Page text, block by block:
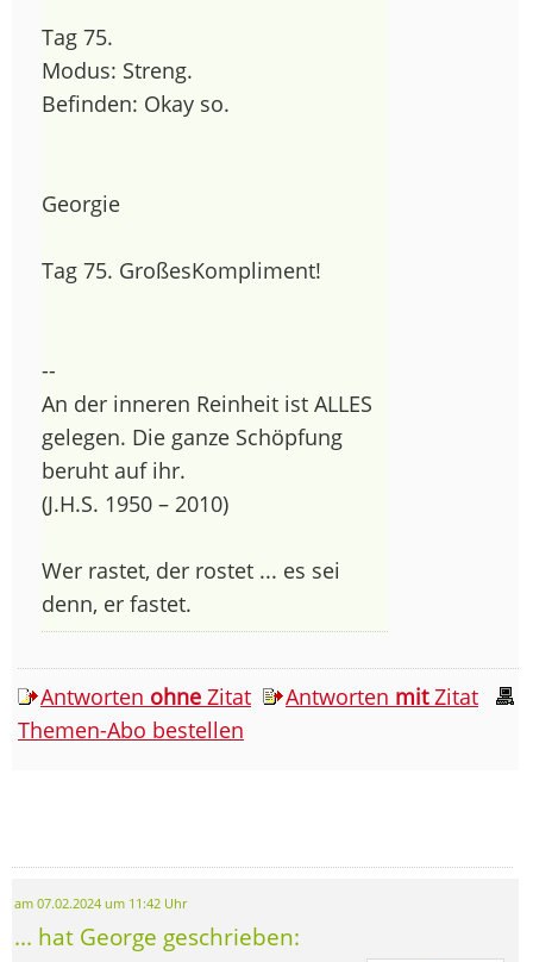
Tag 75.
Modus: Streng.
Befinden: Okay so.
Georgie
Tag 75. GroßesKompliment!
--
An der inneren Reinheit ist ALLES
gelegen. Die ganze Schöpfung
beruht auf ihr.
(J.H.S. 1950 – 2010)
Wer rastet, der rostet ... es sei
denn, er fastet.
Antworten ohne Zitat Antworten mitZitat
Themen-Abo bestellen
am 07.02.2024 um 11:42 Uhr
... hat George geschrieben: